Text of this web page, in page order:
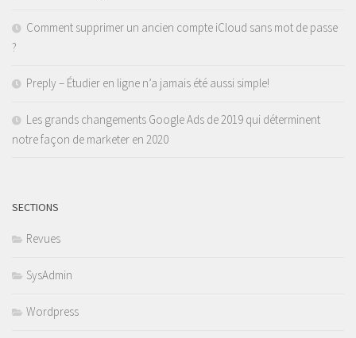
Comment supprimer un ancien compte iCloud sans mot de passe
?
Preply – Étudier en ligne n’a jamais été aussi simple!
Les grands changements Google Ads de 2019 qui déterminent
notre façon de marketer en 2020
SECTIONS
Revues
SysAdmin
Wordpress